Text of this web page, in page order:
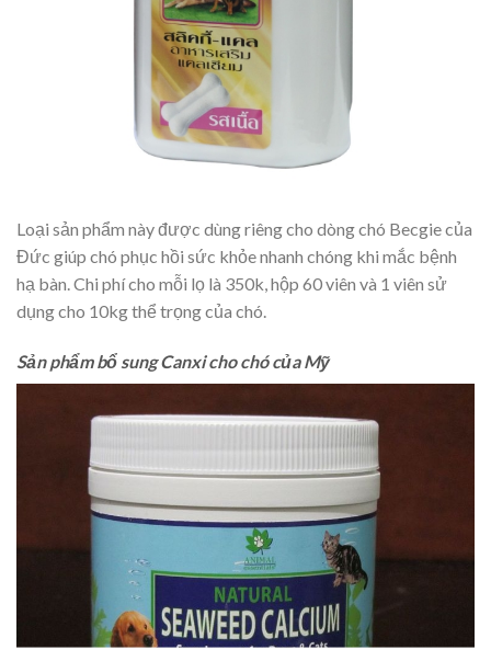
Loại sản phẩm này được dùng riêng cho dòng chó Becgie của
Đức giúp chó phục hồi sức khỏe nhanh chóng khi mắc bệnh
hạ bàn. Chi phí cho mỗi lọ là 350k, hộp 60 viên và 1 viên sử
dụng cho 10kg thể trọng của chó.
Sản phẩm bổ sung Canxi cho chó của Mỹ